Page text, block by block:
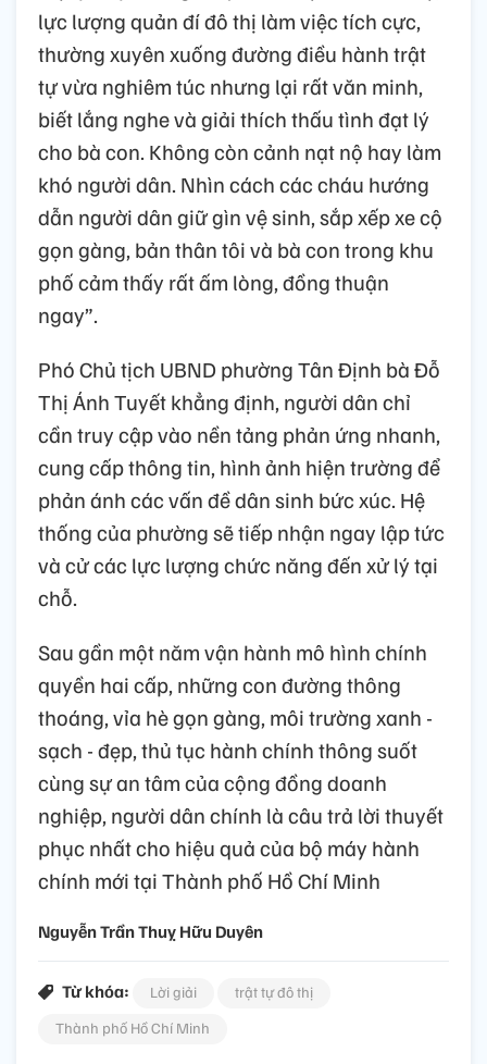
lực lượng quản đí đô thị làm việc tích cực,
thường xuyên xuống đường điều hành trật
tự vừa nghiêm túc nhưng lại rất văn minh,
biết lắng nghe và giải thích thấu tình đạt lý
cho bà con. Không còn cảnh nạt nộ hay làm
khó người dân. Nhìn cách các cháu hướng
dẫn người dân giữ gìn vệ sinh, sắp xếp xe cộ
gọn gàng, bản thân tôi và bà con trong khu
phố cảm thấy rất ấm lòng, đồng thuận
ngay”.
Phó Chủ tịch UBND phường Tân Định bà Đỗ
Thị Ánh Tuyết khẳng định, người dân chỉ
cần truy cập vào nền tảng phản ứng nhanh,
cung cấp thông tin, hình ảnh hiện trường để
phản ánh các vấn đề dân sinh bức xúc. Hệ
thống của phường sẽ tiếp nhận ngay lập tức
và cử các lực lượng chức năng đến xử lý tại
chỗ.
Sau gần một năm vận hành mô hình chính
quyền hai cấp, những con đường thông
thoáng, vỉa hè gọn gàng, môi trường xanh -
sạch - đẹp, thủ tục hành chính thông suốt
cùng sự an tâm của cộng đồng doanh
nghiệp, người dân chính là câu trả lời thuyết
phục nhất cho hiệu quả của bộ máy hành
chính mới tại Thành phố Hồ Chí Minh
Nguyễn Trần Thuỵ Hữu Duyên
Từ khóa: Lời giải
trật tự đô thị
Thành phố Hồ Chí Minh